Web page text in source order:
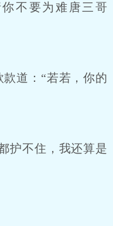
不要为难唐三哥
道：“若若，你的
护不住，我还算是